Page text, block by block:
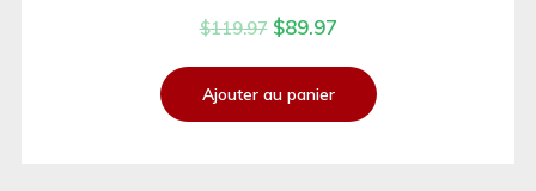
$119.97 $89.97
Ajouter au panier